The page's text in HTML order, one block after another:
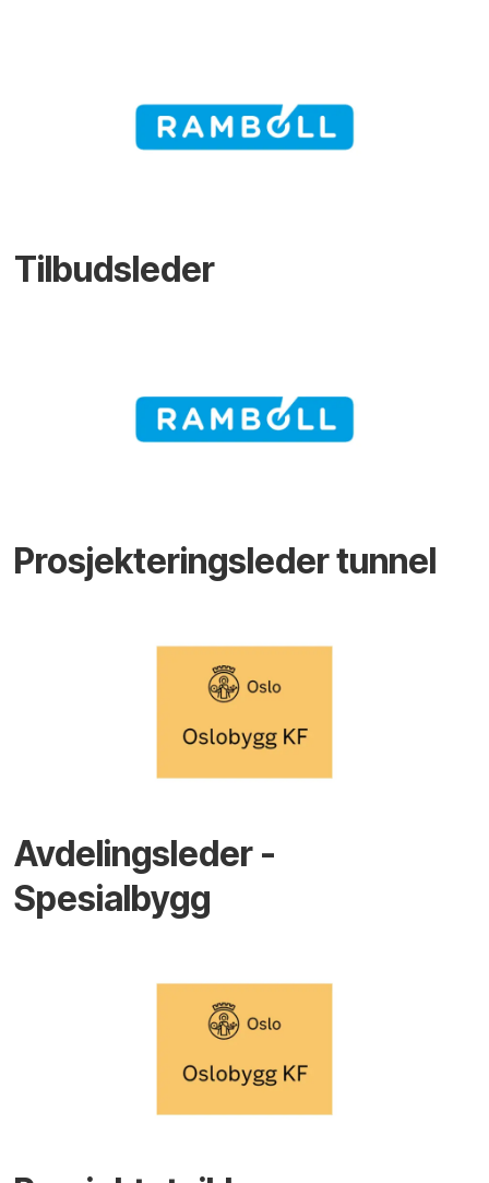
Tilbudsleder
Prosjekteringsleder tunnel
Avdelingsleder -
Spesialbygg